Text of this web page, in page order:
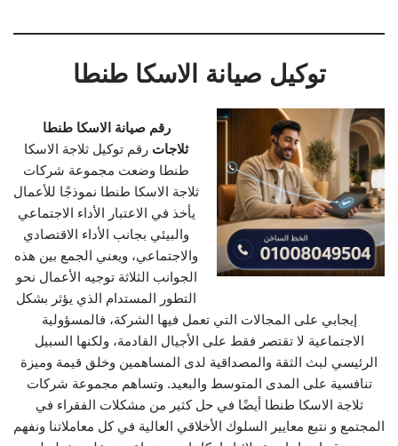
توكيل صيانة الاسكا طنطا
رقم صيانة الاسكا طنطا
ثلاجات رقم توكيل ثلاجة الاسكا
طنطا وضعت مجموعة شركات
ثلاجة الاسكا طنطا نموذجًا للأعمال
يأخذ في الاعتبار الأداء الاجتماعي
والبيئي بجانب الأداء الاقتصادي
والاجتماعي، ويعني الجمع بين هذه
الجوانب الثلاثة توجيه الأعمال نحو
التطور المستدام الذي يؤثر بشكل
إيجابي على المجالات التي تعمل فيها الشركة، فالمسؤولية
الاجتماعية لا تقتصر فقط على الأجيال القادمة، ولكنها السبيل
الرئيسي لبث الثقة والمصداقية لدى المساهمين وخلق قيمة وميزة
تنافسية على المدى المتوسط والبعيد. وتساهم مجموعة شركات
ثلاجة الاسكا طنطا أيضًا في حل كثير من مشكلات الفقراء في
المجتمع و نتبع معايير السلوك الأخلاقي العالية في كل معاملاتنا ونفهم